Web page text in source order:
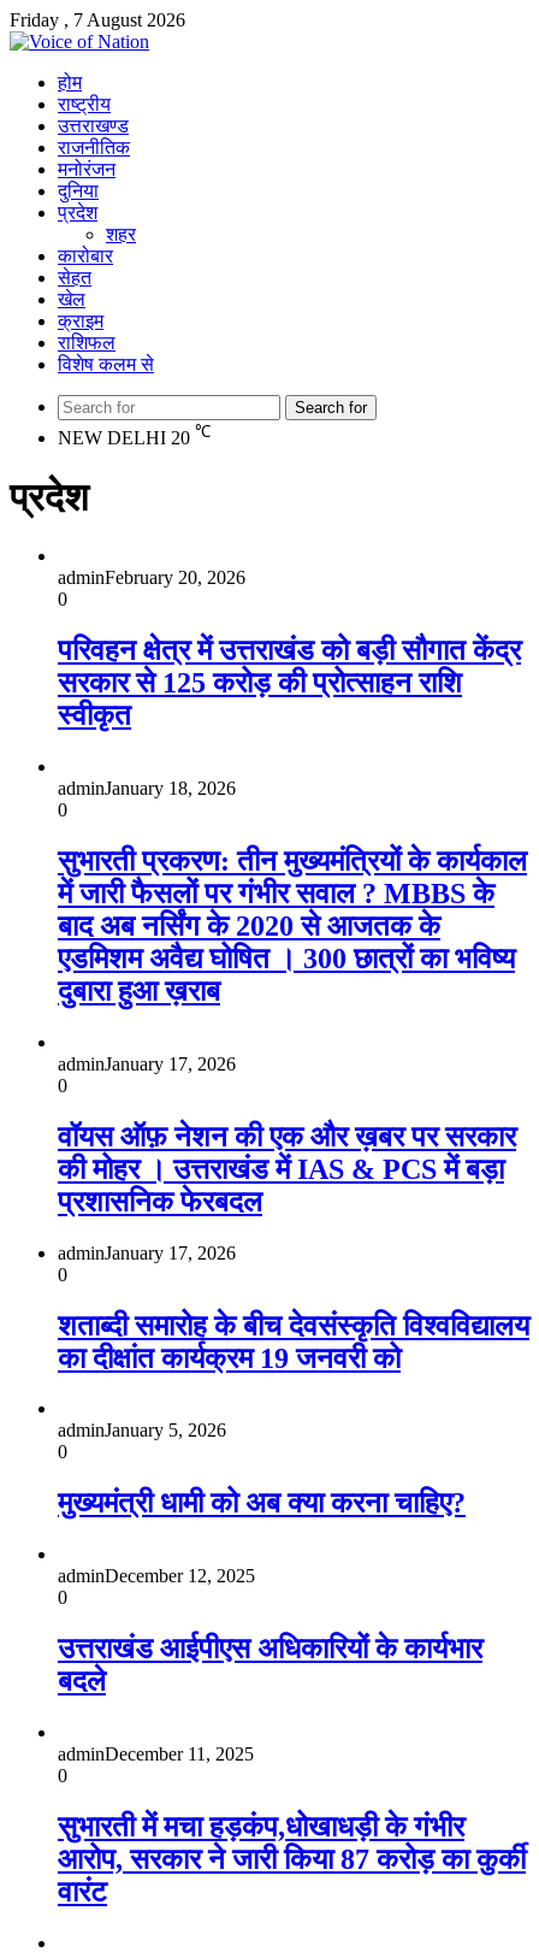
Friday , 7 August 2026
होम
राष्ट्रीय
उत्तराखण्ड
राजनीतिक
मनोरंजन
दुनिया
प्रदेश
शहर
कारोबार
सेहत
खेल
क्राइम
राशिफल
विशेष कलम से
Search for
NEW DELHI 20 ℃
प्रदेश
adminFebruary 20, 2026
0
परिवहन क्षेत्र में उत्तराखंड को बड़ी सौगात केंद्र
सरकार से 125 करोड़ की प्रोत्साहन राशि
स्वीकृत
adminJanuary 18, 2026
0
सुभारती प्रकरण: तीन मुख्यमंत्रियों के कार्यकाल
में जारी फैसलों पर गंभीर सवाल ? MBBS के
बाद अब नर्सिंग के 2020 से आजतक के
एडमिशम अवैद्य घोषित । 300 छात्रों का भविष्य
दुबारा हुआ ख़राब
adminJanuary 17, 2026
0
वॉयस ऑफ़ नेशन की एक और ख़बर पर सरकार
की मोहर । उत्तराखंड में IAS & PCS में बड़ा
प्रशासनिक फेरबदल
adminJanuary 17, 2026
0
शताब्दी समारोह के बीच देवसंस्कृति विश्वविद्यालय
का दीक्षांत कार्यक्रम 19 जनवरी को
adminJanuary 5, 2026
0
मुख्यमंत्री धामी को अब क्या करना चाहिए?
adminDecember 12, 2025
0
उत्तराखंड आईपीएस अधिकारियों के कार्यभार
बदले
adminDecember 11, 2025
0
सुभारती में मचा हड़कंप,धोखाधड़ी के गंभीर
आरोप, सरकार ने जारी किया 87 करोड़ का कुर्की
वारंट